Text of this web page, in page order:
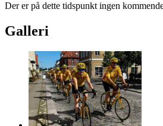
Der er på dette tidspunkt ingen
Galleri